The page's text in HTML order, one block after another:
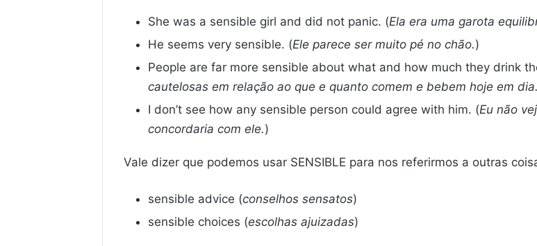
She was a sensible girl and did not panic. (Ela era uma garota
He seems very sensible. (Ele parece ser muito pé no chão.)
People are far more sensible about what and how much they drink
cautelosas em relação ao que e quanto comem e bebem hoje em dia.
I don’t see how any sensible person could agree with him. (Eu não
concordaria com ele.)
Vale dizer que podemos usar SENSIBLE para nos referirmos a outras
sensible advice (conselhos sensatos)
sensible choices (escolhas ajuizadas)